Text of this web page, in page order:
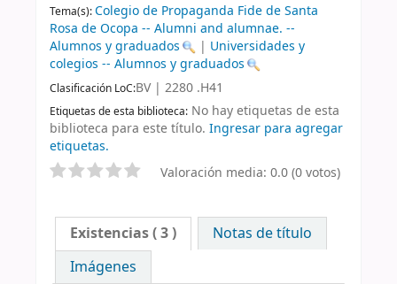
Tema(s):Colegio de Propaganda Fide de Santa
Rosa de Ocopa -- Alumni and alumnae. --
Alumnos y graduados
| Universidades y
colegios -- Alumnos y graduados
Clasificación LoC:BV | 2280 .H41
Etiquetas de esta biblioteca: No hay etiquetas de esta
biblioteca para este título. Ingresar para agregar
etiquetas.
Valoración media: 0.0 (0 votos)
Existencias( 3 )
Notas de título
Imágenes